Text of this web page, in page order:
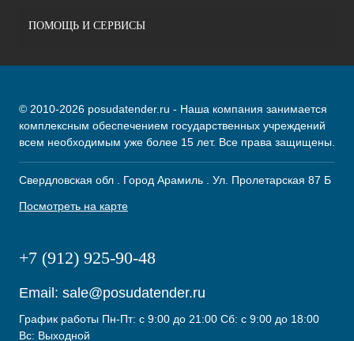
ПОМОЩЬ И СЕРВИСЫ
© 2010-2026 posudatender.ru - Наша компания занимается
комплексным обеспечением государственных учреждений
всем необходимым уже более 15 лет. Все права защищены.
Свердловская обл . Город Арамиль . Ул. Пролетарская 87 Б
Посмотреть на карте
+7 (912) 925-90-48
Email: sale@posudatender.ru
График работы Пн-Пт: с 9:00 до 21:00 Сб: с 9:00 до 18:00
Вс: Выходной